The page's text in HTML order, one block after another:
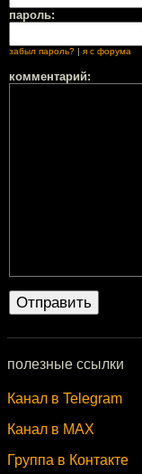
пароль:
забыл пароль? | я с форума
комментарий:
полезные ссылки
Канал в Telegram
Канал в MAX
Группа в Контакте